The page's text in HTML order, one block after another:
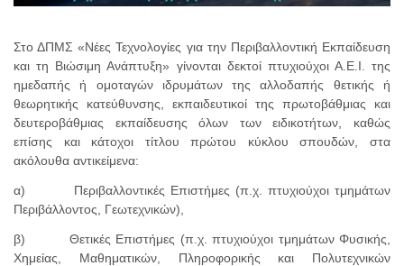
Στο ΔΠΜΣ «Νέες Τεχνολογίες για την Περιβαλλοντική Εκπαίδευση
και τη Βιώσιμη Ανάπτυξη» γίνονται δεκτοί πτυχιούχοι Α.Ε.Ι. της
ημεδαπής ή ομοταγών ιδρυμάτων της αλλοδαπής θετικής ή
θεωρητικής κατεύθυνσης, εκπαιδευτικοί της πρωτοβάθμιας και
δευτεροβάθμιας εκπαίδευσης όλων των ειδικοτήτων, καθώς
επίσης και κάτοχοι τίτλου πρώτου κύκλου σπουδών, στα
ακόλουθα αντικείμενα:
α) Περιβαλλοντικές Επιστήμες (π.χ. πτυχιούχοι τμημάτων
Περιβάλλοντος, Γεωτεχνικών),
β) Θετικές Επιστήμες (π.χ. πτυχιούχοι τμημάτων Φυσικής,
Χημείας, Μαθηματικών, Πληροφορικής και Πολυτεχνικών